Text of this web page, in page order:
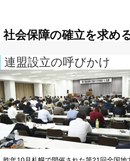
社会保障の確立を求め
連盟設立の呼びかけ